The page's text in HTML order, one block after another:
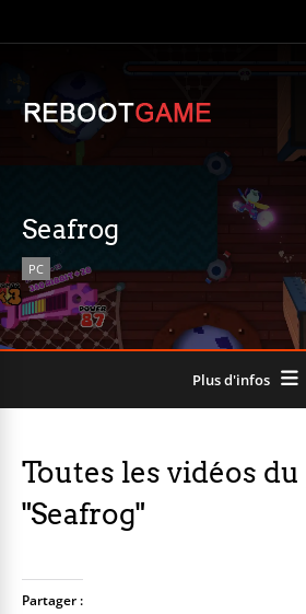
Seafrog
PC
Plus d'infos
Toutes les vidéos du
"Seafrog"
Partager :